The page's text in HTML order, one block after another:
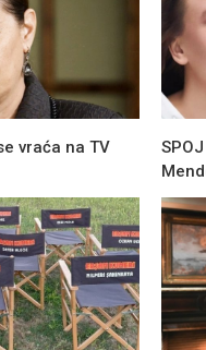
vraća na TV
SPOJ